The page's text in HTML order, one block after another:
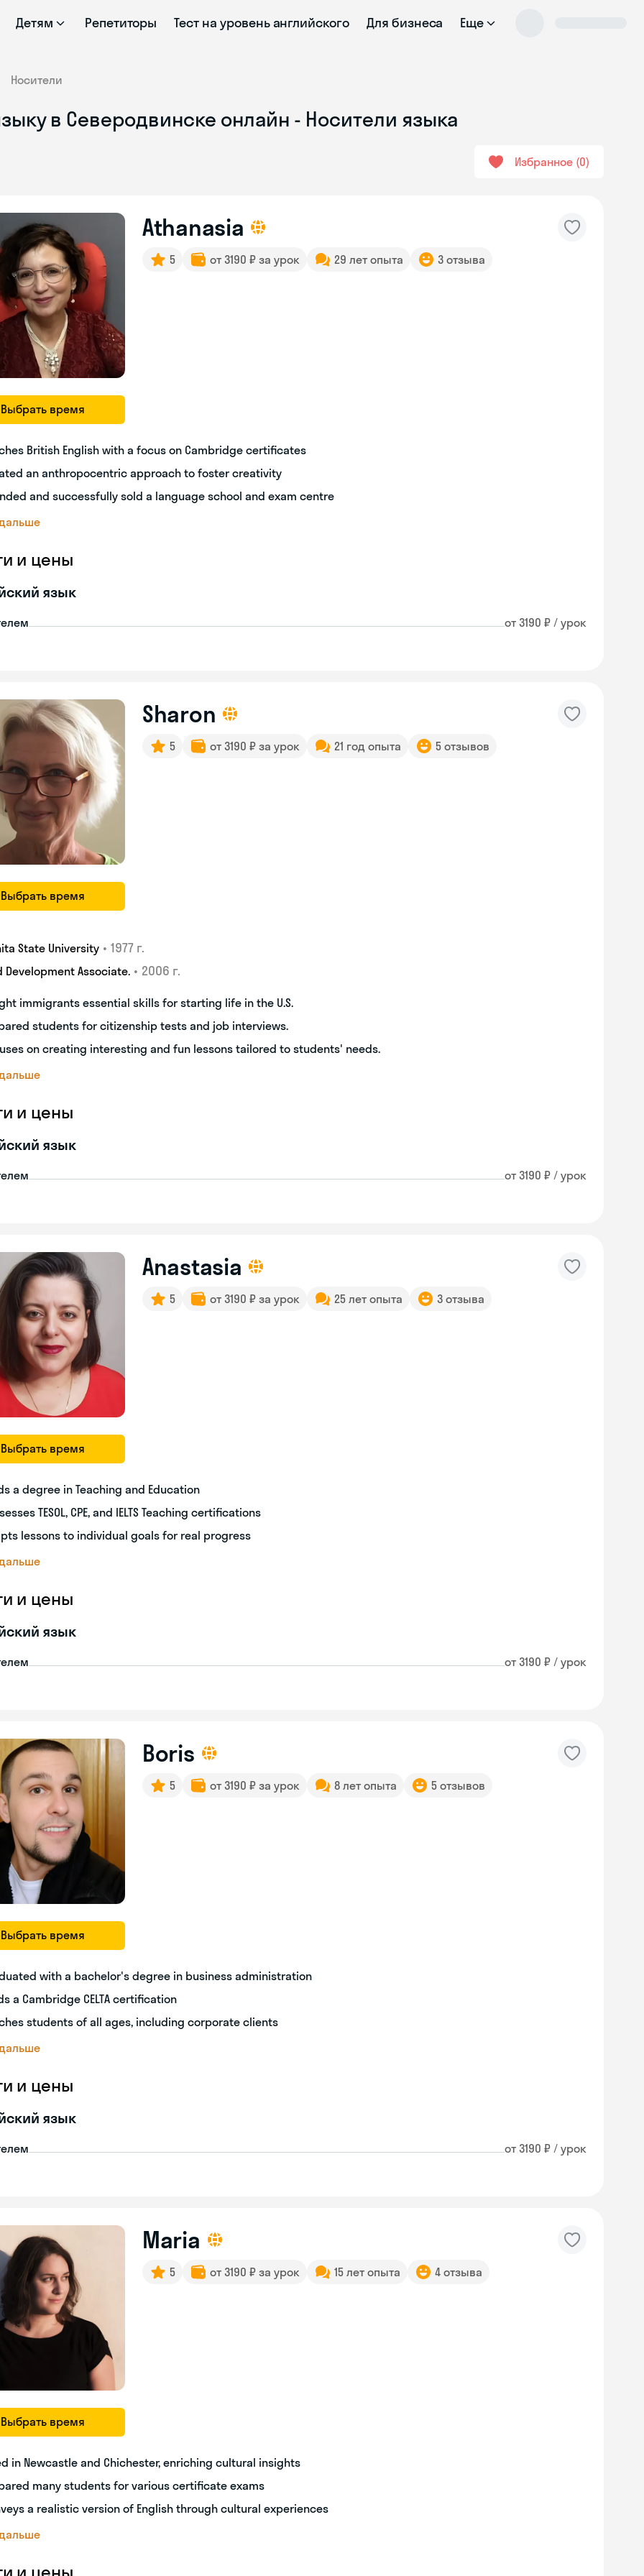
Детям Репетиторы Тест на уровень английского Для бизнеса Еще
Носители
в Северодвинске онлайн - Носители языка
Избранное 0
Выбрать время
Athanasia
5 от 3190 ₽ за урок 29 лет опыта 3 отзыва
British English with a focus on Cambridge certificates
an anthropocentric approach to foster creativity
and successfully sold a language school and exam centre
и цены
язык
от 3190 ₽ / урок
Выбрать время
Sharon
5 от 3190 ₽ за урок 21 год опыта 5 отзывов
State University • 1977 г.
Development Associate. • 2006 г.
immigrants essential skills for starting life in the U.S.
students for citizenship tests and job interviews.
on creating interesting and fun lessons tailored to students' needs.
и цены
язык
от 3190 ₽ / урок
Выбрать время
Anastasia
5 от 3190 ₽ за урок 25 лет опыта 3 отзыва
a degree in Teaching and Education
TESOL, CPE, and IELTS Teaching certifications
lessons to individual goals for real progress
и цены
язык
от 3190 ₽ / урок
Выбрать время
Boris
5 от 3190 ₽ за урок 8 лет опыта 5 отзывов
with a bachelor's degree in business administration
a Cambridge CELTA certification
students of all ages, including corporate clients
и цены
язык
от 3190 ₽ / урок
Выбрать время
Maria
5 от 3190 ₽ за урок 15 лет опыта 4 отзыва
in Newcastle and Chichester, enriching cultural insights
many students for various certificate exams
a realistic version of English through cultural experiences
и цены